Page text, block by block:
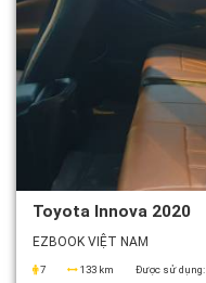
Toyota Innova 2020
EZBOOK VIỆT NAM
7 133 km Được sử dụng: